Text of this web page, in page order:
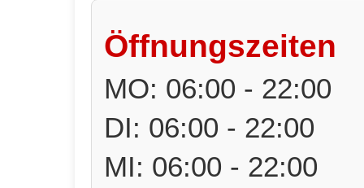
Öffnungszeiten
MO: 06:00 - 22:00
DI: 06:00 - 22:00
MI: 06:00 - 22:00